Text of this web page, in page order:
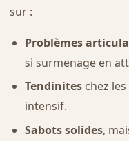
sur :
Problèmes
si surmenage en
Tendiniteschez
intensif.
Sabots solides,